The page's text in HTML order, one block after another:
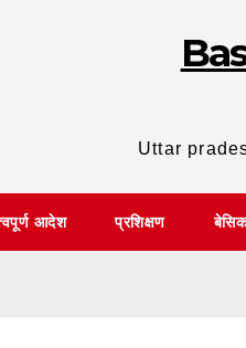
Uttar
आदेश प्रशिक्षण बेसिक